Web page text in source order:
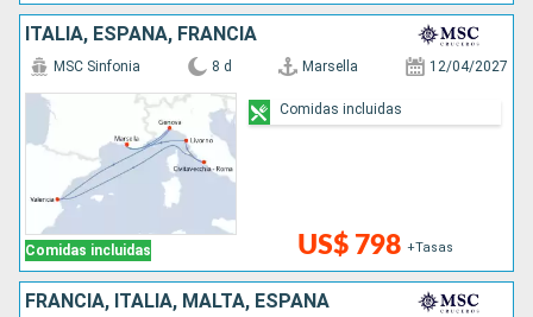
ITALIA, ESPAÑA, FRANCIA
Comidas incluidas
MSC Sinfonia 8 d Marsella 12/04/2027
US$ 798 +Tasas
Comidas incluidas
FRANCIA, ITALIA, MALTA, ESPAÑA